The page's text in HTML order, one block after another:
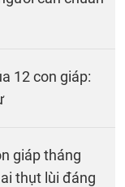
12 con giáp:
giáp tháng
thụt lùi đáng